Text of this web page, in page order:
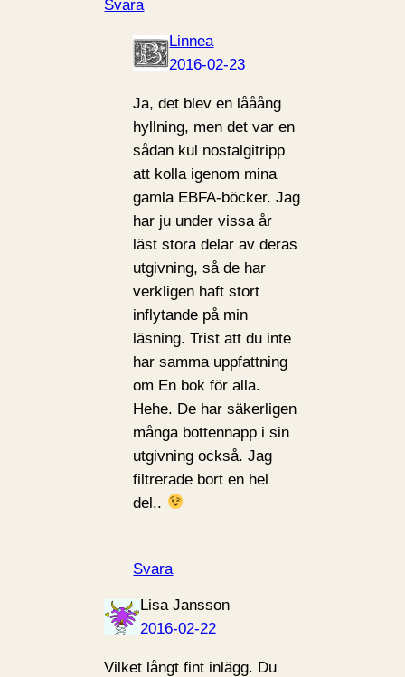
Svara
Linnea
2016-02-23
Ja, det blev en lååång
hyllning, men det var en
sådan kul nostalgitripp
att kolla igenom mina
gamla EBFA-böcker. Jag
har ju under vissa år
läst stora delar av deras
utgivning, så de har
verkligen haft stort
inflytande på min
läsning. Trist att du inte
har samma uppfattning
om En bok för alla.
Hehe. De har säkerligen
många bottennapp i sin
utgivning också. Jag
filtrerade bort en hel
del..
Svara
Lisa Jansson
2016-02-22
Vilket långt fint inlägg. Du